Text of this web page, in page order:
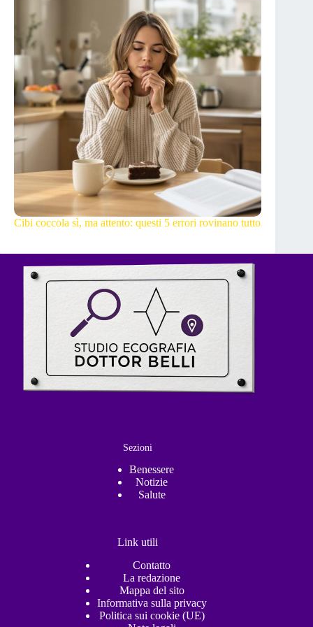
Cibi coccola sì, ma attento: questi 5 errori rovinano tutto
Sezioni
Benessere
Notizie
Salute
Link utili
Contatto
La redazione
Mappa del sito
Informativa sulla privacy
Politica sui cookie (UE)